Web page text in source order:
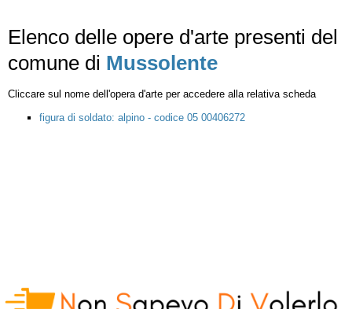
Elenco delle opere d'arte presenti del
comune di Mussolente
Cliccare sul nome dell'opera d'arte per accedere alla relativa scheda
figura di soldato: alpino - codice 05 00406272